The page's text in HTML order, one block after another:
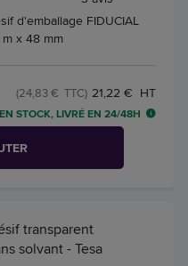
d'emballage FIDUCIAL
x 48 mm
21,22 € HT
(24,83 € TTC)
EN STOCK, LIVRÉ EN 24/48H
transparent
solvant - Tesa